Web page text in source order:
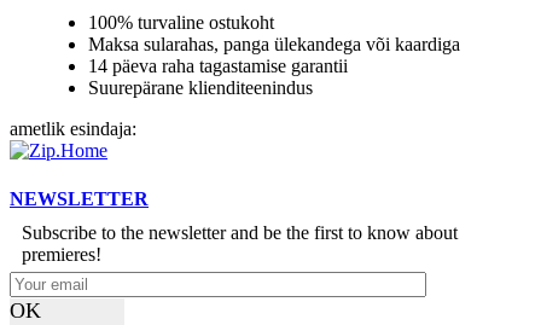
100% turvaline ostukoht
Maksa sularahas, panga ülekandega või kaardiga
14 päeva raha tagastamise garantii
Suurepärane klienditeenindus
ametlik esindaja:
NEWSLETTER
Subscribe to the newsletter and be the first to know about
premieres!
OK